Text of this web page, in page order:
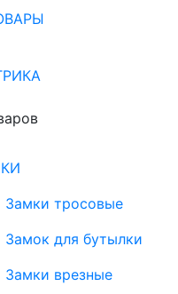
Замки тросовые
Замок для бутылки
Замки врезные